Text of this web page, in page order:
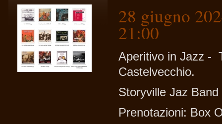
28 giugno
21:00
Aperitivo in Jazz -
Castelvecchio.
Storyville Jaz
Prenotazioni: Box